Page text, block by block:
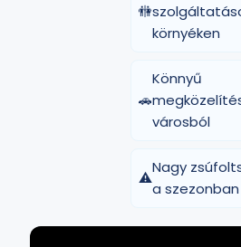
🚻
környéken
🚗
Könnyű
városból
⚠️
Nagy
a szezonban